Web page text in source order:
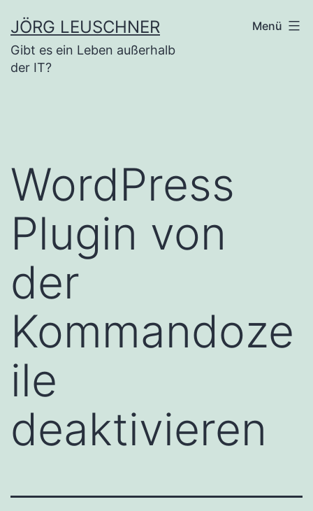
Inhalt
springen
JÖRG LEUSCHNER
Gibt es ein Leben außerhalb
der IT?
Menü
WordPress
Plugin von
der
Kommandoze
ile
deaktivieren